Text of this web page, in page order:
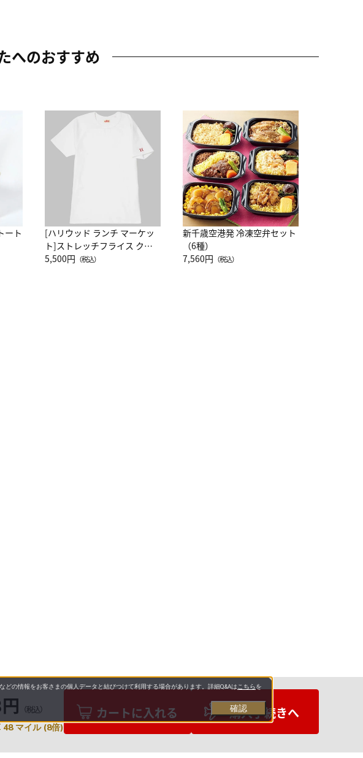
（税込）
48 マイル (8倍)
カートに入れる 購入手続きへ
へのおすすめ
ート
[ハリウッド ランチ マーケッ
ト]ストレッチフライス クル
ーネック別注半袖Ｔシャツ
5,500円 （税込）
新千歳空港発 冷凍空弁セット
（6種）
7,560円 （税込）
の情報をお客さまの個人データと結びつけて利用する場合があります。詳細Q&Aは こちらを
確認